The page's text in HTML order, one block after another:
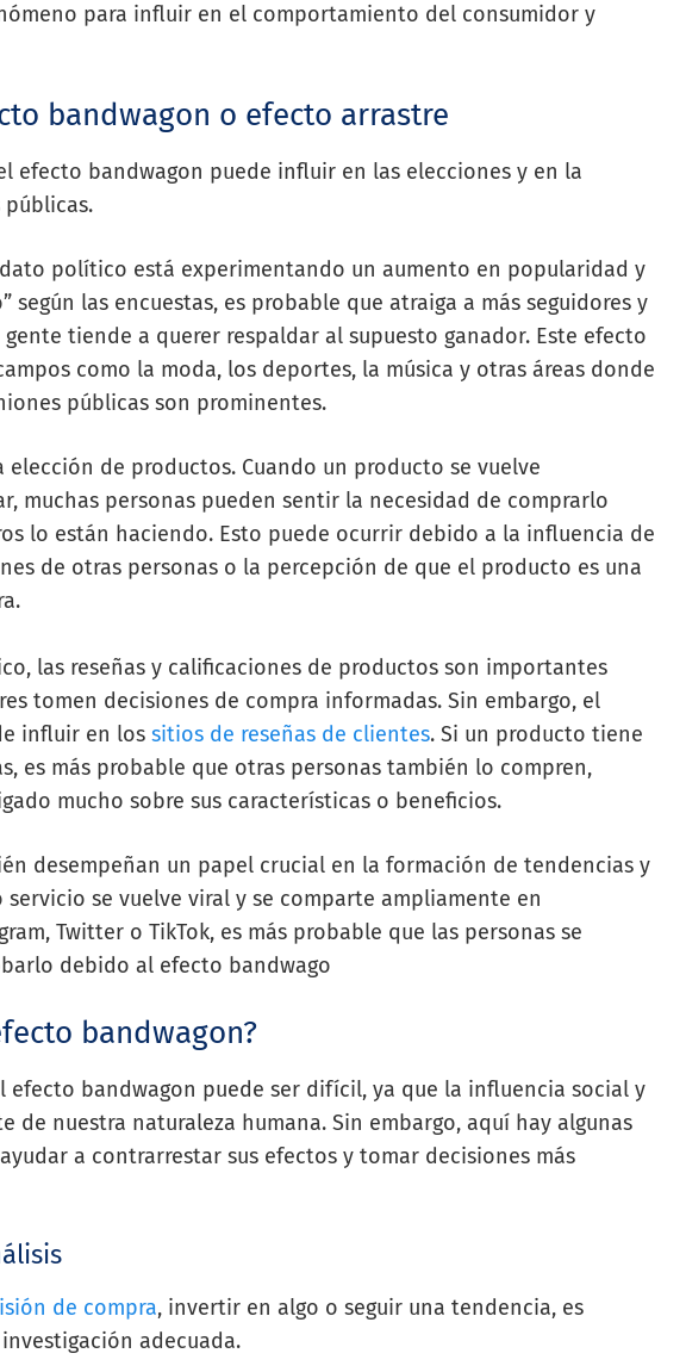
para influir en el comportamiento del consumidor y
bandwagon o efecto arrastre
efecto bandwagon puede influir en las elecciones y en la
político está experimentando un aumento en popularidad y
según las encuestas, es probable que atraiga a más seguidores y
tiende a querer respaldar al supuesto ganador. Este efecto
como la moda, los deportes, la música y otras áreas donde
públicas son prominentes.
elección de productos. Cuando un producto se vuelve
muchas personas pueden sentir la necesidad de comprarlo
lo están haciendo. Esto puede ocurrir debido a la influencia de
de otras personas o la percepción de que el producto es una
las reseñas y calificaciones de productos son importantes
tomen decisiones de compra informadas. Sin embargo, el
influir en los sitios de reseñas de clientes. Si un producto tiene
es más probable que otras personas también lo compren,
mucho sobre sus características o beneficios.
desempeñan un papel crucial en la formación de tendencias y
se vuelve viral y se comparte ampliamente en
Twitter o TikTok, es más probable que las personas se
debido al efecto bandwago
bandwagon?
efecto bandwagon puede ser difícil, ya que la influencia social y
de nuestra naturaleza humana. Sin embargo, aquí hay algunas
a contrarrestar sus efectos y tomar decisiones más
de compra, invertir en algo o seguir una tendencia, es
adecuada.